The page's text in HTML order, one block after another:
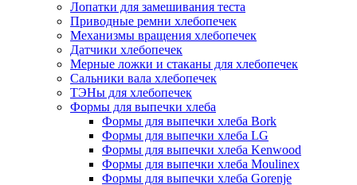
Лопатки для замешивания теста
Приводные ремни хлебопечек
Механизмы вращения хлебопечек
Датчики хлебопечек
Мерные ложки и стаканы для хлебопечек
Сальники вала хлебопечек
ТЭНы для хлебопечек
Формы для выпечки хлеба
Формы для выпечки хлеба Bork
Формы для выпечки хлеба LG
Формы для выпечки хлеба Kenwood
Формы для выпечки хлеба Moulinex
Формы для выпечки хлеба Gorenje